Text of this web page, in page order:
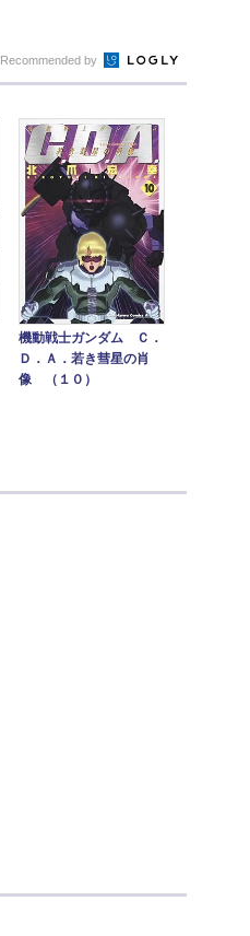
Recommended by
機動戦士ガンダム Ｃ．
Ｄ．Ａ．若き彗星の肖
像 （１０）